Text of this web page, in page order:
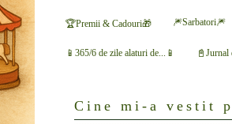
🏆Premii & Cadouri🎁 🎆Sarbatori🎆
📱365/6 de zile alaturi de...📱 📓Jurnal
Cine mi-a vestit